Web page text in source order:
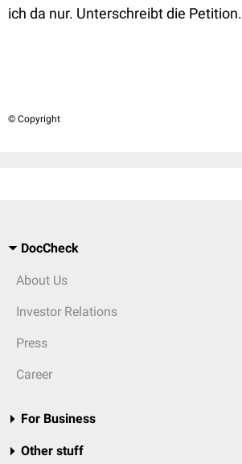
ich da nur. Unterschreibt die Petition.
© Copyright
DocCheck
About Us
Investor Relations
Press
Career
For Business
Other stuff